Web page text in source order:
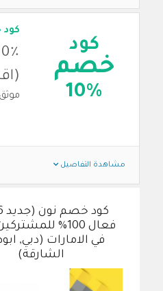
كود
خصم
10% موثق
مشاهدة التفاصيل
فعال 100%
في الامارات (دبي,
الشارقة)